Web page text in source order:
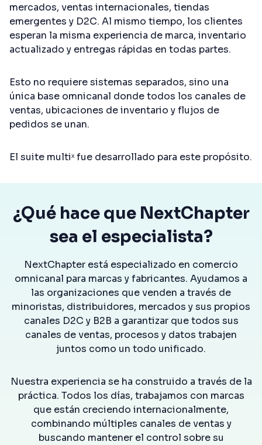
mercados, ventas internacionales, tiendas
emergentes y D2C. Al mismo tiempo, los clientes
esperan la misma experiencia de marca, inventario
actualizado y entregas rápidas en todas partes.
Esto no requiere sistemas separados, sino una
única base omnicanal donde todos los canales de
ventas, ubicaciones de inventario y flujos de
pedidos se unan.
El suite multiˣfue desarrollado para este propósito.
¿Qué hace que NextChapter
sea el especialista?
NextChapter está especializado en comercio
omnicanal para marcas y fabricantes. Ayudamos a
las organizaciones que venden a través de
minoristas, distribuidores, mercados y sus propios
canales D2C y B2B a garantizar que todos sus
canales de ventas, procesos y datos trabajen
juntos como un todo unificado.
Nuestra experiencia se ha construido a través de la
práctica. Todos los días, trabajamos con marcas
que están creciendo internacionalmente,
combinando múltiples canales de ventas y
buscando mantener el control sobre su